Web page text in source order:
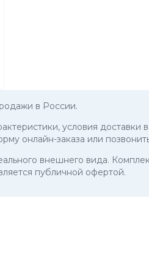
в России.
условия
онлайн-заказа или
внешнего вида.
публичной офертой.